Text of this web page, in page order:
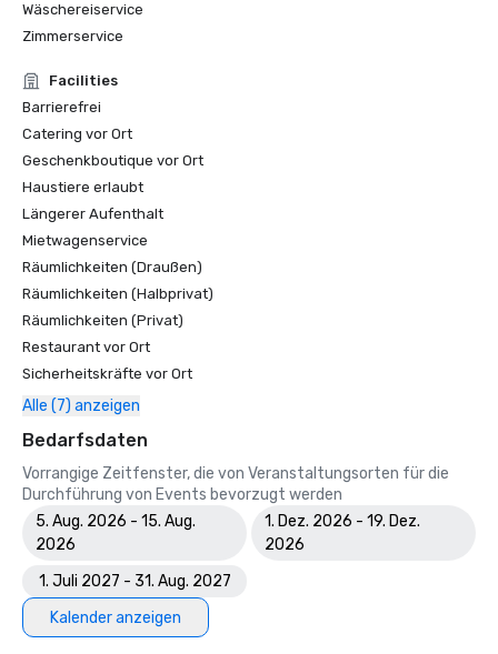
Tennis-Magazin
Die 50 besten amerikanischen Tennisresorts
www.tennisresortsonline.com
Top-Tennisresort in den USA
Zagat-Führer
Die besten amerikanischen Golfresorts
Die besten Restaurants in Texas — Dallas
Die besten Spas in Texas
American Airlines - Das renommierte Living Magazine
Die 10 besten Geschäftshotels in den USA
Die besten Golfplätze der USA — Nr. 1 und Top-Resorts auf
dem Festland
Golf Inc.
Beste Umgestaltung des Golfplatzes — TPC Las Colinas
Wäschereiservice
Zimmerservice
Facilities
Barrierefrei
Catering vor Ort
Geschenkboutique vor Ort
Haustiere erlaubt
Längerer Aufenthalt
Mietwagenservice
Räumlichkeiten (Draußen)
Räumlichkeiten (Halbprivat)
Räumlichkeiten (Privat)
Restaurant vor Ort
Sicherheitskräfte vor Ort
Alle (7) anzeigen
Bedarfsdaten
Vorrangige Zeitfenster, die von Veranstaltungsorten für die
Durchführung von Events bevorzugt werden
5. Aug. 2026 - 15. Aug.
2026
1. Dez. 2026 - 19. Dez.
2026
1. Juli 2027 - 31. Aug. 2027
Kalender anzeigen